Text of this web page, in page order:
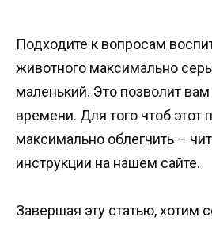
Подходите к вопросам
животного максимально
маленький. Это позволит
времени. Для того чтоб этот
максимально облегчить –
инструкции на нашем сайте.
Завершая эту статью, хотим